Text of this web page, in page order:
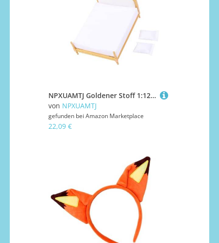
NPXUAMTJ Goldener Stoff 1:12 Skala Miniatur Kleinbettmodellmöbel Für Ausstellungen Stoff Miniaturmöbel Für Puppenhäuser
von NPXUAMTJ
gefunden bei Amazon Marketplace
22,09 €